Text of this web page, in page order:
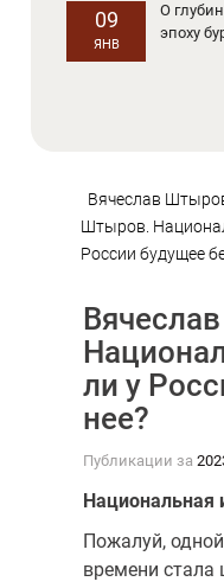
09
ЯНВ
О
эпоху
Вячеслав
Штыров.
России будущее
ли у
нее?
Публикации за
Национальная
Пожалуй,
времени стала